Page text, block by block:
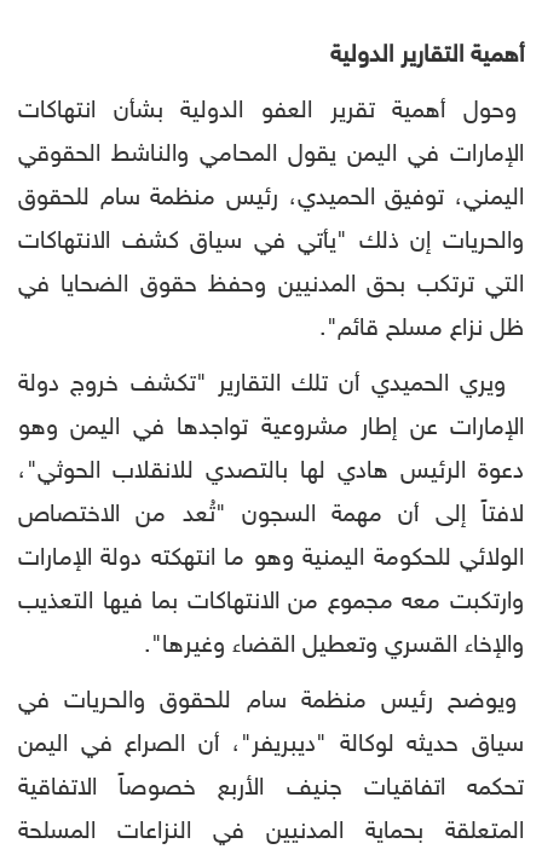
أهمية التقارير الدولية
وحول أهمية تقرير العفو الدولية بشأن انتهاكات
الإمارات في اليمن يقول المحامي والناشط الحقوقي
اليمني، توفيق الحميدي، رئيس منظمة سام للحقوق
والحريات إن ذلك "يأتي في سياق كشف الانتهاكات
التي ترتكب بحق المدنيين وحفظ حقوق الضحايا في
ظل نزاع مسلح قائم".
ويري الحميدي أن تلك التقارير "تكشف خروج دولة
الإمارات عن إطار مشروعية تواجدها في اليمن وهو
دعوة الرئيس هادي لها بالتصدي للانقلاب الحوثي"،
لافتاً إلى أن مهمة السجون "تُعد من الاختصاص
الولائي للحكومة اليمنية وهو ما انتهكته دولة الإمارات
وارتكبت معه مجموع من الانتهاكات بما فيها التعذيب
والإخاء القسري وتعطيل القضاء وغيرها".
ويوضح رئيس منظمة سام للحقوق والحريات في
سياق حديثه لوكالة "ديبريفر"، أن الصراع في اليمن
تحكمه اتفاقيات جنيف الأربع خصوصاً الاتفاقية
المتعلقة بحماية المدنيين في النزاعات المسلحة